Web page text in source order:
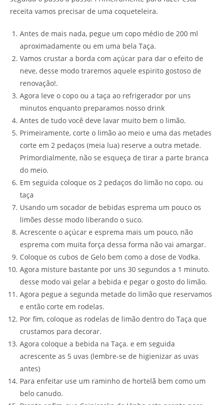
receita vamos precisar de uma coqueteleira.
Antes de mais nada, pegue um copo médio de 200 ml
aproximadamente ou em uma bela Taça.
Vamos crustar a borda com açúcar para dar o efeito de
neve, desse modo traremos aquele espirito gostoso de
renovação!.
Agora leve o copo ou a taça ao refrigerador por uns
minutos enquanto preparamos nosso drink
Antes de tudo você deve lavar muito bem o limão.
Primeiramente, corte o limão ao meio e uma das metades
corte em 2 pedaços (meia lua) reserve a outra metade.
Primordialmente, não se esqueça de tirar a parte branca
do meio.
Em seguida coloque os 2 pedaços do limão no copo. ou
taça
Usando um socador de bebidas esprema um pouco os
limões desse modo liberando o suco.
Acrescente o açúcar e esprema mais um pouco, não
esprema com muita força dessa forma não vai amargar.
Coloque os cubos de Gelo bem como a dose de Vodka.
Agora misture bastante por uns 30 segundos a 1 minuto.
desse modo vai gelar a bebida e pegar o gosto do limão.
Agora pegue a segunda metade do limão que reservamos
e então corte em rodelas.
Por fim, coloque as rodelas de limão dentro do Taça que
crustamos para decorar.
Agora coloque a bebida na Taça. e em seguida
acrescente as 5 uvas (lembre-se de higienizar as uvas
antes)
Para enfeitar use um raminho de hortelã bem como um
belo canudo.